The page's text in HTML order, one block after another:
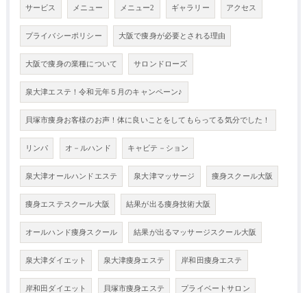
サービス メニュー メニュー2 ギャラリー アクセス
プライバシーポリシー 大阪で痩身が必要とされる理由
大阪で痩身の業種について サロンドローズ
泉大津エステ！令和元年５月のキャンペーン♪
貝塚市痩身お客様のお声！体に良いことをしてもらってる気分でした！
リンパ オ－ルハンド キャビテ－ション
泉大津オールハンドエステ 泉大津マッサージ 痩身スクール大阪
痩身エステスクール大阪 結果が出る痩身技術大阪
オールハンド痩身スクール 結果が出るマッサージスクール大阪
泉大津ダイエット 泉大津痩身エステ 岸和田痩身エステ
岸和田ダイエット 貝塚市痩身エステ プライベートサロン